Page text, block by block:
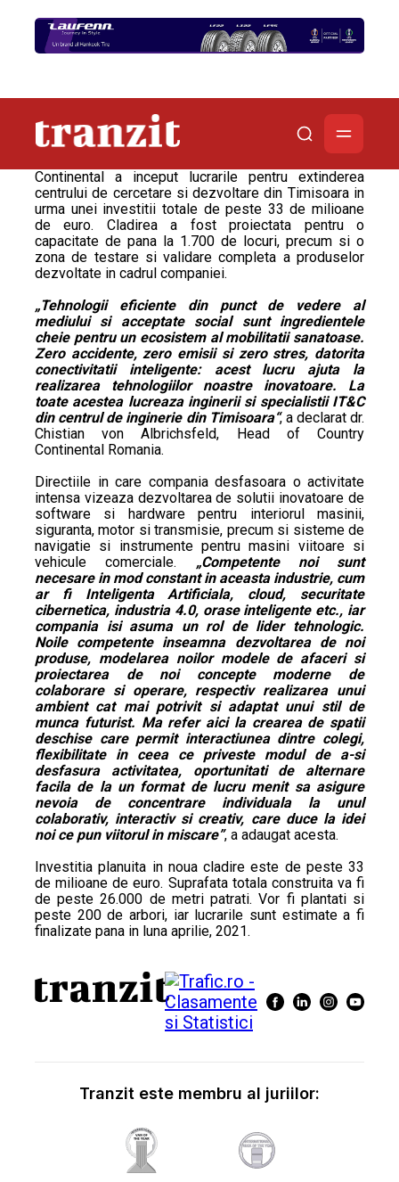
Continental a inceput lucrarile pentru extinderea
centrului de cercetare si dezvoltare din Timisoara in
urma unei investitii totale de peste 33 de milioane
de euro. Cladirea a fost proiectata pentru o
capacitate de pana la 1.700 de locuri, precum si o
zona de testare si validare completa a produselor
dezvoltate in cadrul companiei.
„Tehnologii eficiente din punct de vedere al
mediului si acceptate social sunt ingredientele
cheie pentru un ecosistem al mobilitatii sanatoase.
Zero accidente, zero emisii si zero stres, datorita
conectivitatii inteligente: acest lucru ajuta la
realizarea tehnologiilor noastre inovatoare. La
toate acestea lucreaza inginerii si specialistii IT&C
din centrul de inginerie din Timisoara“, a declarat dr.
Chistian von Albrichsfeld, Head of Country
Continental Romania.
Directiile in care compania desfasoara o activitate
intensa vizeaza dezvoltarea de solutii inovatoare de
software si hardware pentru interiorul masinii,
siguranta, motor si transmisie, precum si sisteme de
navigatie si instrumente pentru masini viitoare si
vehicule comerciale. „Competente noi sunt
necesare in mod constant in aceasta industrie, cum
ar fi Inteligenta Artificiala, cloud, securitate
cibernetica, industria 4.0, orase inteligente etc., iar
compania isi asuma un rol de lider tehnologic.
Noile competente inseamna dezvoltarea de noi
produse, modelarea noilor modele de afaceri si
proiectarea de noi concepte moderne de
colaborare si operare, respectiv realizarea unui
ambient cat mai potrivit si adaptat unui stil de
munca futurist. Ma refer aici la crearea de spatii
deschise care permit interactiunea dintre colegi,
flexibilitate in ceea ce priveste modul de a-si
desfasura activitatea, oportunitati de alternare
facila de la un format de lucru menit sa asigure
nevoia de concentrare individuala la unul
colaborativ, interactiv si creativ, care duce la idei
noi ce pun viitorul in miscare”, a adaugat acesta.
Investitia planuita in noua cladire este de peste 33
de milioane de euro. Suprafata totala construita va fi
de peste 26.000 de metri patrati. Vor fi plantati si
peste 200 de arbori, iar lucrarile sunt estimate a fi
finalizate pana in luna aprilie, 2021.
Tranzit este membru al juriilor: